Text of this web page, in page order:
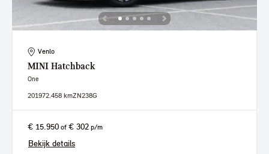
Venlo
MINI Hatchback
One
201972.458 kmZN238G
€ 15.950 of € 302 p/m
Bekijk details